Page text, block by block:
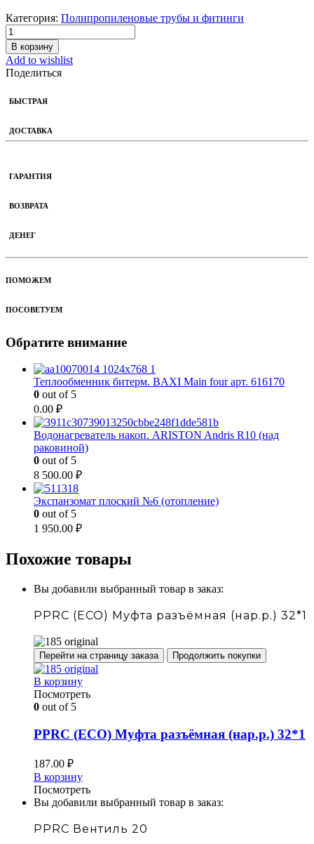
Категория: Полипропиленовые трубы и фитинги
В корзину
Add to wishlist
Поделиться
БЫСТРАЯ
ДОСТАВКА
ГАРАНТИЯ
ВОЗВРАТА
ДЕНЕГ
ПОМОЖЕМ
ПОСОВЕТУЕМ
Обратите внимание
Теплообменник битерм. BAXI Main four арт. 616170
0 out of 5
0.00 ₽
Водонагреватель накоп. ARISTON Andris R10 (над
раковиной)
0 out of 5
8 500.00 ₽
Экспанзомат плоский №6 (отопление)
0 out of 5
1 950.00 ₽
Похожие товары
Вы добавили выбранный товар в заказ:
PPRC (ECO) Муфта разъёмная (нар.р.) 32*1
Перейти на страницу заказа Продолжить покупки
В корзину
Посмотреть
0 out of 5
PPRC (ECO) Муфта разъёмная (нар.р.) 32*1
187.00 ₽
В корзину
Посмотреть
Вы добавили выбранный товар в заказ:
PPRC Вентиль 20